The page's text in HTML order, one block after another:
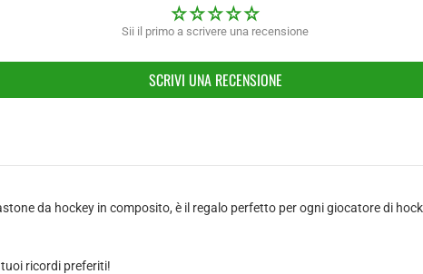
Sii il primo a scrivere una recensione
SCRIVI UNA RECENSIONE
da hockey in composito, è il regalo perfetto per ogni giocatore di
tuoi ricordi preferiti!